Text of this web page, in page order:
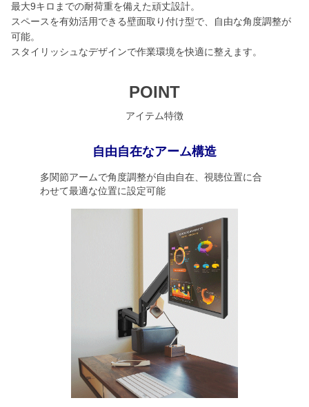
最大9キロまでの耐荷重を備えた頑丈設計。
スペースを有効活用できる壁面取り付け型で、自由な角度調整が
可能。
スタイリッシュなデザインで作業環境を快適に整えます。
POINT
アイテム特徴
自由自在なアーム構造
多関節アームで角度調整が自由自在、視聴位置に合
わせて最適な位置に設定可能